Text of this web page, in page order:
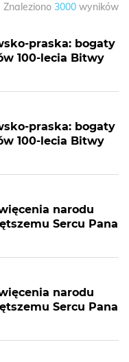
Znaleziono 3000 wyników
praska: bogaty
100-lecia Bitwy
praska: bogaty
100-lecia Bitwy
narodu
Sercu Pana
narodu
Sercu Pana